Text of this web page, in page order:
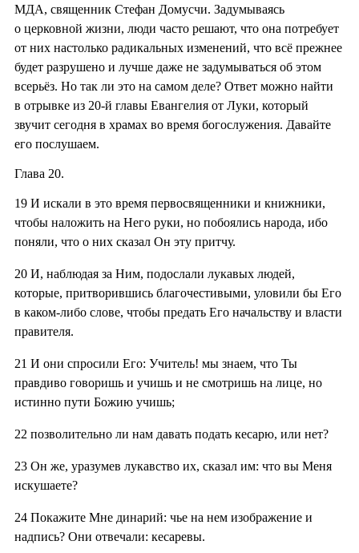
МДА, священник Стефан Домусчи. Задумываясь
о церковной жизни, люди часто решают, что она потребует
от них настолько радикальных изменений, что всё прежнее
будет разрушено и лучше даже не задумываться об этом
всерьёз. Но так ли это на самом деле? Ответ можно найти
в отрывке из 20-й главы Евангелия от Луки, который
звучит сегодня в храмах во время богослужения. Давайте
его послушаем.
Глава 20.
19 И искали в это время первосвященники и книжники,
чтобы наложить на Него руки, но побоялись народа, ибо
поняли, что о них сказал Он эту притчу.
20 И, наблюдая за Ним, подослали лукавых людей,
которые, притворившись благочестивыми, уловили бы Его
в каком-либо слове, чтобы предать Его начальству и власти
правителя.
21 И они спросили Его: Учитель! мы знаем, что Ты
правдиво говоришь и учишь и не смотришь на лице, но
истинно пути Божию учишь;
22 позволительно ли нам давать подать кесарю, или нет?
23 Он же, уразумев лукавство их, сказал им: что вы Меня
искушаете?
24 Покажите Мне динарий: чье на нем изображение и
надпись? Они отвечали: кесаревы.